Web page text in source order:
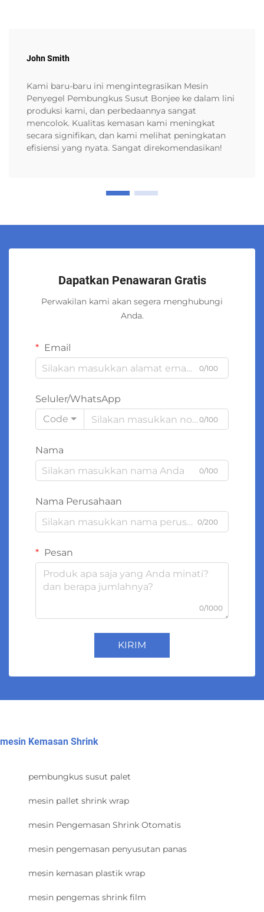
John Smith
Kami baru-baru ini mengintegrasikan Mesin
Penyegel Pembungkus Susut Bonjee ke dalam lini
produksi kami, dan perbedaannya sangat
mencolok. Kualitas kemasan kami meningkat
secara signifikan, dan kami melihat peningkatan
efisiensi yang nyata. Sangat direkomendasikan!
Dapatkan Penawaran Gratis
Perwakilan kami akan segera menghubungi
Anda.
Email
0/100
Seluler/WhatsApp
Code
0/100
Nama
0/100
Nama Perusahaan
0/200
Pesan
0/1000
KIRIM
mesin Kemasan Shrink
pembungkus susut palet
mesin pallet shrink wrap
mesin Pengemasan Shrink Otomatis
mesin pengemasan penyusutan panas
mesin kemasan plastik wrap
mesin pengemas shrink film